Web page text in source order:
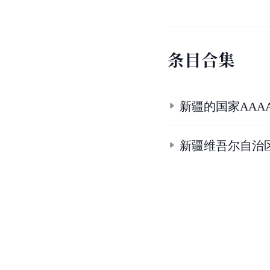
条目合集
新疆的国家
新疆维吾尔自治